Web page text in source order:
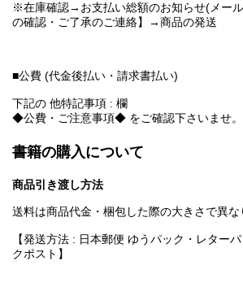
※在庫確認→お支払い総額のお知らせ(メー
の確認・ご了承のご連絡】→商品の発送
■公費 (代金後払い・請求書払い)
下記の 他特記事項 : 欄
◆公費・ご注意事項◆ をご確認下さいませ。
書籍の購入について
商品引き渡し方法
送料は商品代金・梱包した際の大きさで異な
【発送方法 : 日本郵便 ゆうパック・レター
クポスト】